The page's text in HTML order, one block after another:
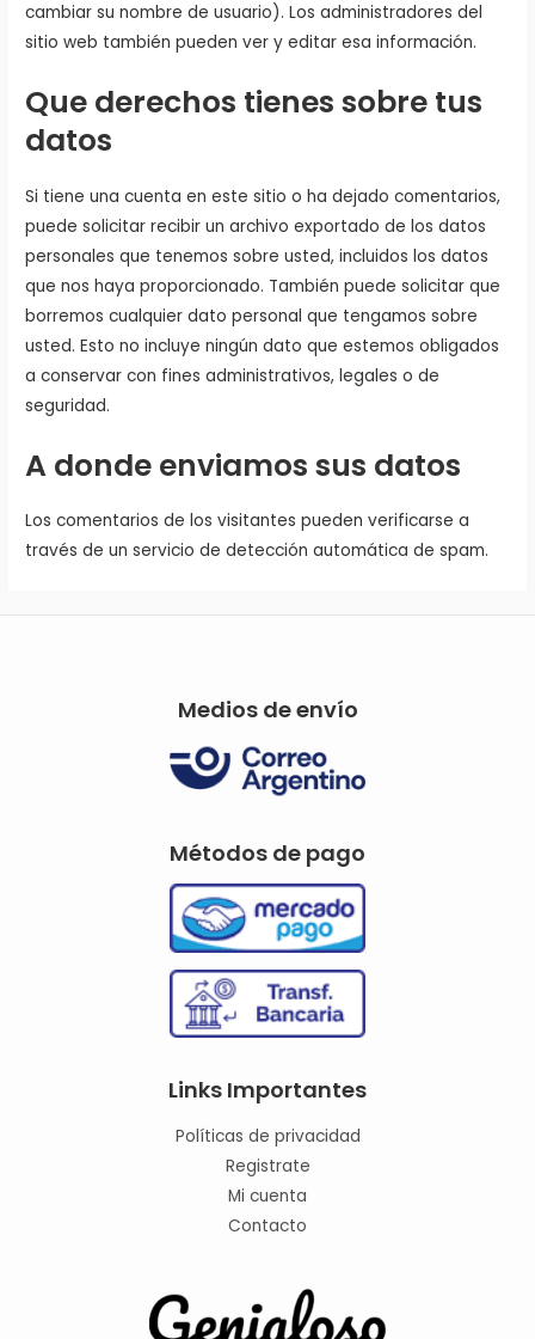
cambiar su nombre de usuario). Los administradores del
sitio web también pueden ver y editar esa información.
Que derechos tienes sobre tus
datos
Si tiene una cuenta en este sitio o ha dejado comentarios,
puede solicitar recibir un archivo exportado de los datos
personales que tenemos sobre usted, incluidos los datos
que nos haya proporcionado. También puede solicitar que
borremos cualquier dato personal que tengamos sobre
usted. Esto no incluye ningún dato que estemos obligados
a conservar con fines administrativos, legales o de
seguridad.
A donde enviamos sus datos
Los comentarios de los visitantes pueden verificarse a
través de un servicio de detección automática de spam.
Medios de envío
Métodos de pago
Links Importantes
Políticas de privacidad
Registrate
Mi cuenta
Contacto